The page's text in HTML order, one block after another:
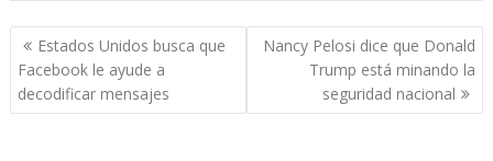
Navegación
de
entradas
Estados Unidos busca que
Facebook le ayude a
decodificar mensajes
Nancy Pelosi dice que Donald
Trump está minando la
seguridad nacional